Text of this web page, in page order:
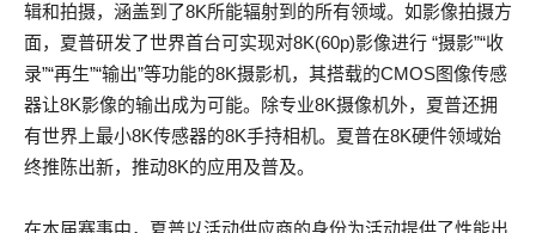
辑和拍摄，涵盖到了8K所能辐射到的所有领域。如影像拍摄方
面，夏普研发了世界首台可实现对8K(60p)影像进行 “摄影”“收
录”“再生”“输出”等功能的8K摄影机，其搭载的CMOS图像传感
器让8K影像的输出成为可能。除专业8K摄像机外，夏普还拥
有世界上最小8K传感器的8K手持相机。夏普在8K硬件领域始
终推陈出新，推动8K的应用及普及。